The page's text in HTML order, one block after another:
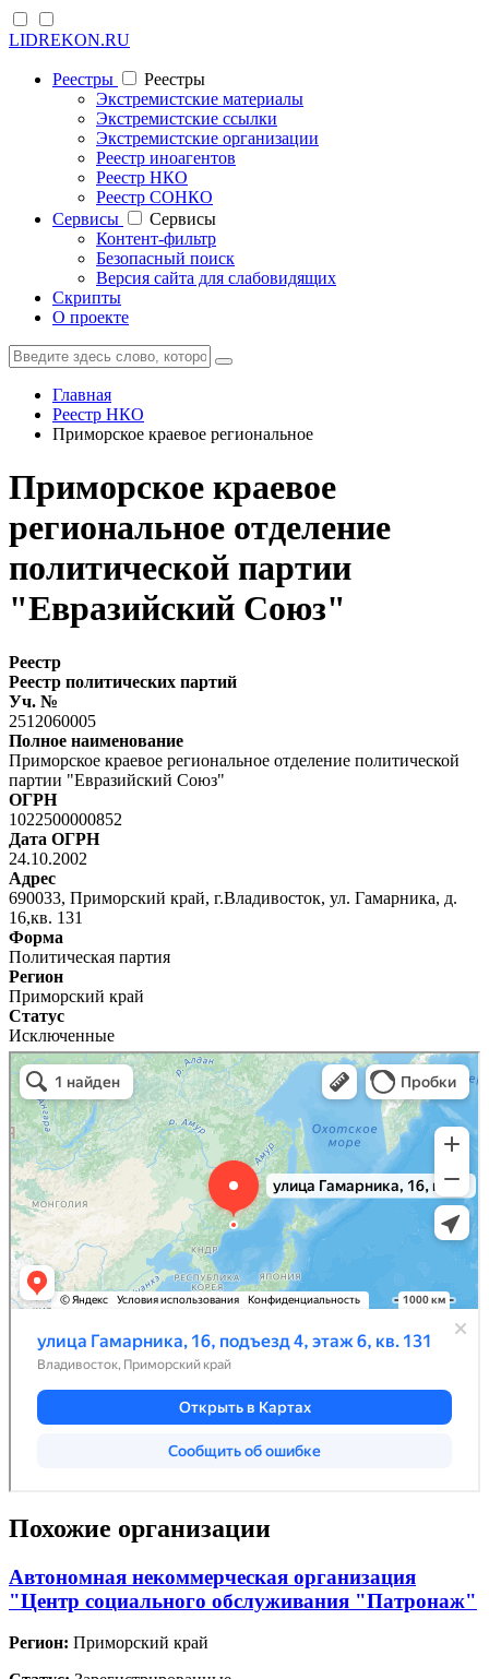
LIDREKON.RU
Реестры
Реестры
Экстремистские материалы
Экстремистские ссылки
Экстремистские организации
Реестр иноагентов
Реестр НКО
Реестр СОНКО
Cервисы
Cервисы
Контент-фильтр
Безопасный поиск
Версия сайта для слабовидящих
Скрипты
О проекте
Главная
Реестр НКО
Приморское краевое региональное
Приморское краевое
региональное отделение
политической партии
"Евразийский Союз"
Реестр
Реестр политических партий
Уч. №
2512060005
Полное наименование
Приморское краевое региональное отделение политической
партии "Евразийский Союз"
ОГРН
1022500000852
Дата ОГРН
24.10.2002
Адрес
690033, Приморский край, г.Владивосток, ул. Гамарника, д.
16,кв. 131
Форма
Политическая партия
Регион
Приморский край
Статус
Исключенные
Похожие организации
Автономная некоммерческая организация
"Центр социального обслуживания "Патронаж"
Регион: Приморский край